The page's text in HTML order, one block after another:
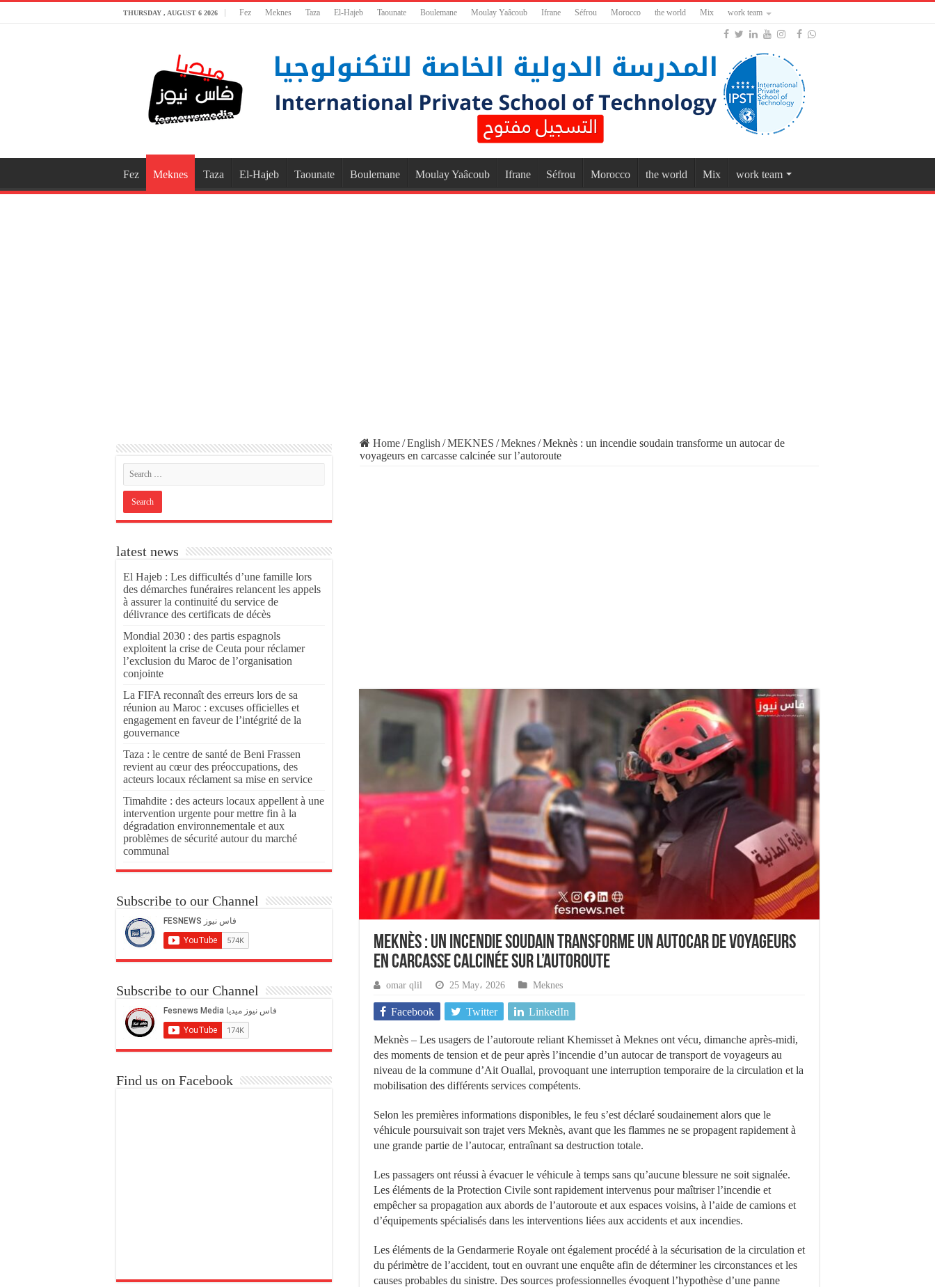
THURSDAY , AUGUST 6 2026 Fez Meknes Taza El-Hajeb Taounate Boulemane Moulay Yaâcoub Ifrane Séfrou Morocco the world Mix work team
Fez Meknes Taza El-Hajeb Taounate Boulemane Moulay Yaâcoub Ifrane Séfrou Morocco the world Mix work team
Home/English /MEKNES /Meknes/Meknès : un incendie soudain transforme un autocar de
voyageurs en carcasse calcinée sur l’autoroute
Meknès : un incendie soudain transforme un autocar de voyageurs
en carcasse calcinée sur l’autoroute
omar qlil 25 May، 2026 Meknes
Facebook Twitter LinkedIn
Meknès – Les usagers de l’autoroute reliant Khemisset à Meknes ont vécu, dimanche après-midi,
des moments de tension et de peur après l’incendie d’un autocar de transport de voyageurs au
niveau de la commune d’Ait Ouallal, provoquant une interruption temporaire de la circulation et la
mobilisation des différents services compétents.
Selon les premières informations disponibles, le feu s’est déclaré soudainement alors que le
véhicule poursuivait son trajet vers Meknès, avant que les flammes ne se propagent rapidement à
une grande partie de l’autocar, entraînant sa destruction totale.
Les passagers ont réussi à évacuer le véhicule à temps sans qu’aucune blessure ne soit signalée.
Les éléments de la Protection Civile sont rapidement intervenus pour maîtriser l’incendie et
empêcher sa propagation aux abords de l’autoroute et aux espaces voisins, à l’aide de camions et
d’équipements spécialisés dans les interventions liées aux accidents et aux incendies.
Les éléments de la Gendarmerie Royale ont également procédé à la sécurisation de la circulation et
du périmètre de l’accident, tout en ouvrant une enquête afin de déterminer les circonstances et les
causes probables du sinistre. Des sources professionnelles évoquent l’hypothèse d’une panne
latest news
El Hajeb : Les difficultés d’une famille lors
des démarches funéraires relancent les appels
à assurer la continuité du service de
délivrance des certificats de décès
Mondial 2030 : des partis espagnols
exploitent la crise de Ceuta pour réclamer
l’exclusion du Maroc de l’organisation
conjointe
La FIFA reconnaît des erreurs lors de sa
réunion au Maroc : excuses officielles et
engagement en faveur de l’intégrité de la
gouvernance
Taza : le centre de santé de Beni Frassen
revient au cœur des préoccupations, des
acteurs locaux réclament sa mise en service
Timahdite : des acteurs locaux appellent à une
intervention urgente pour mettre fin à la
dégradation environnementale et aux
problèmes de sécurité autour du marché
communal
Subscribe to our Channel
Subscribe to our Channel
Find us on Facebook